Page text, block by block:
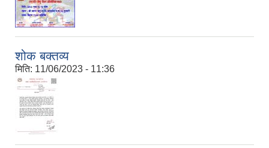
शोक बक्तव्य
मिति: 11/06/2023 - 11:36